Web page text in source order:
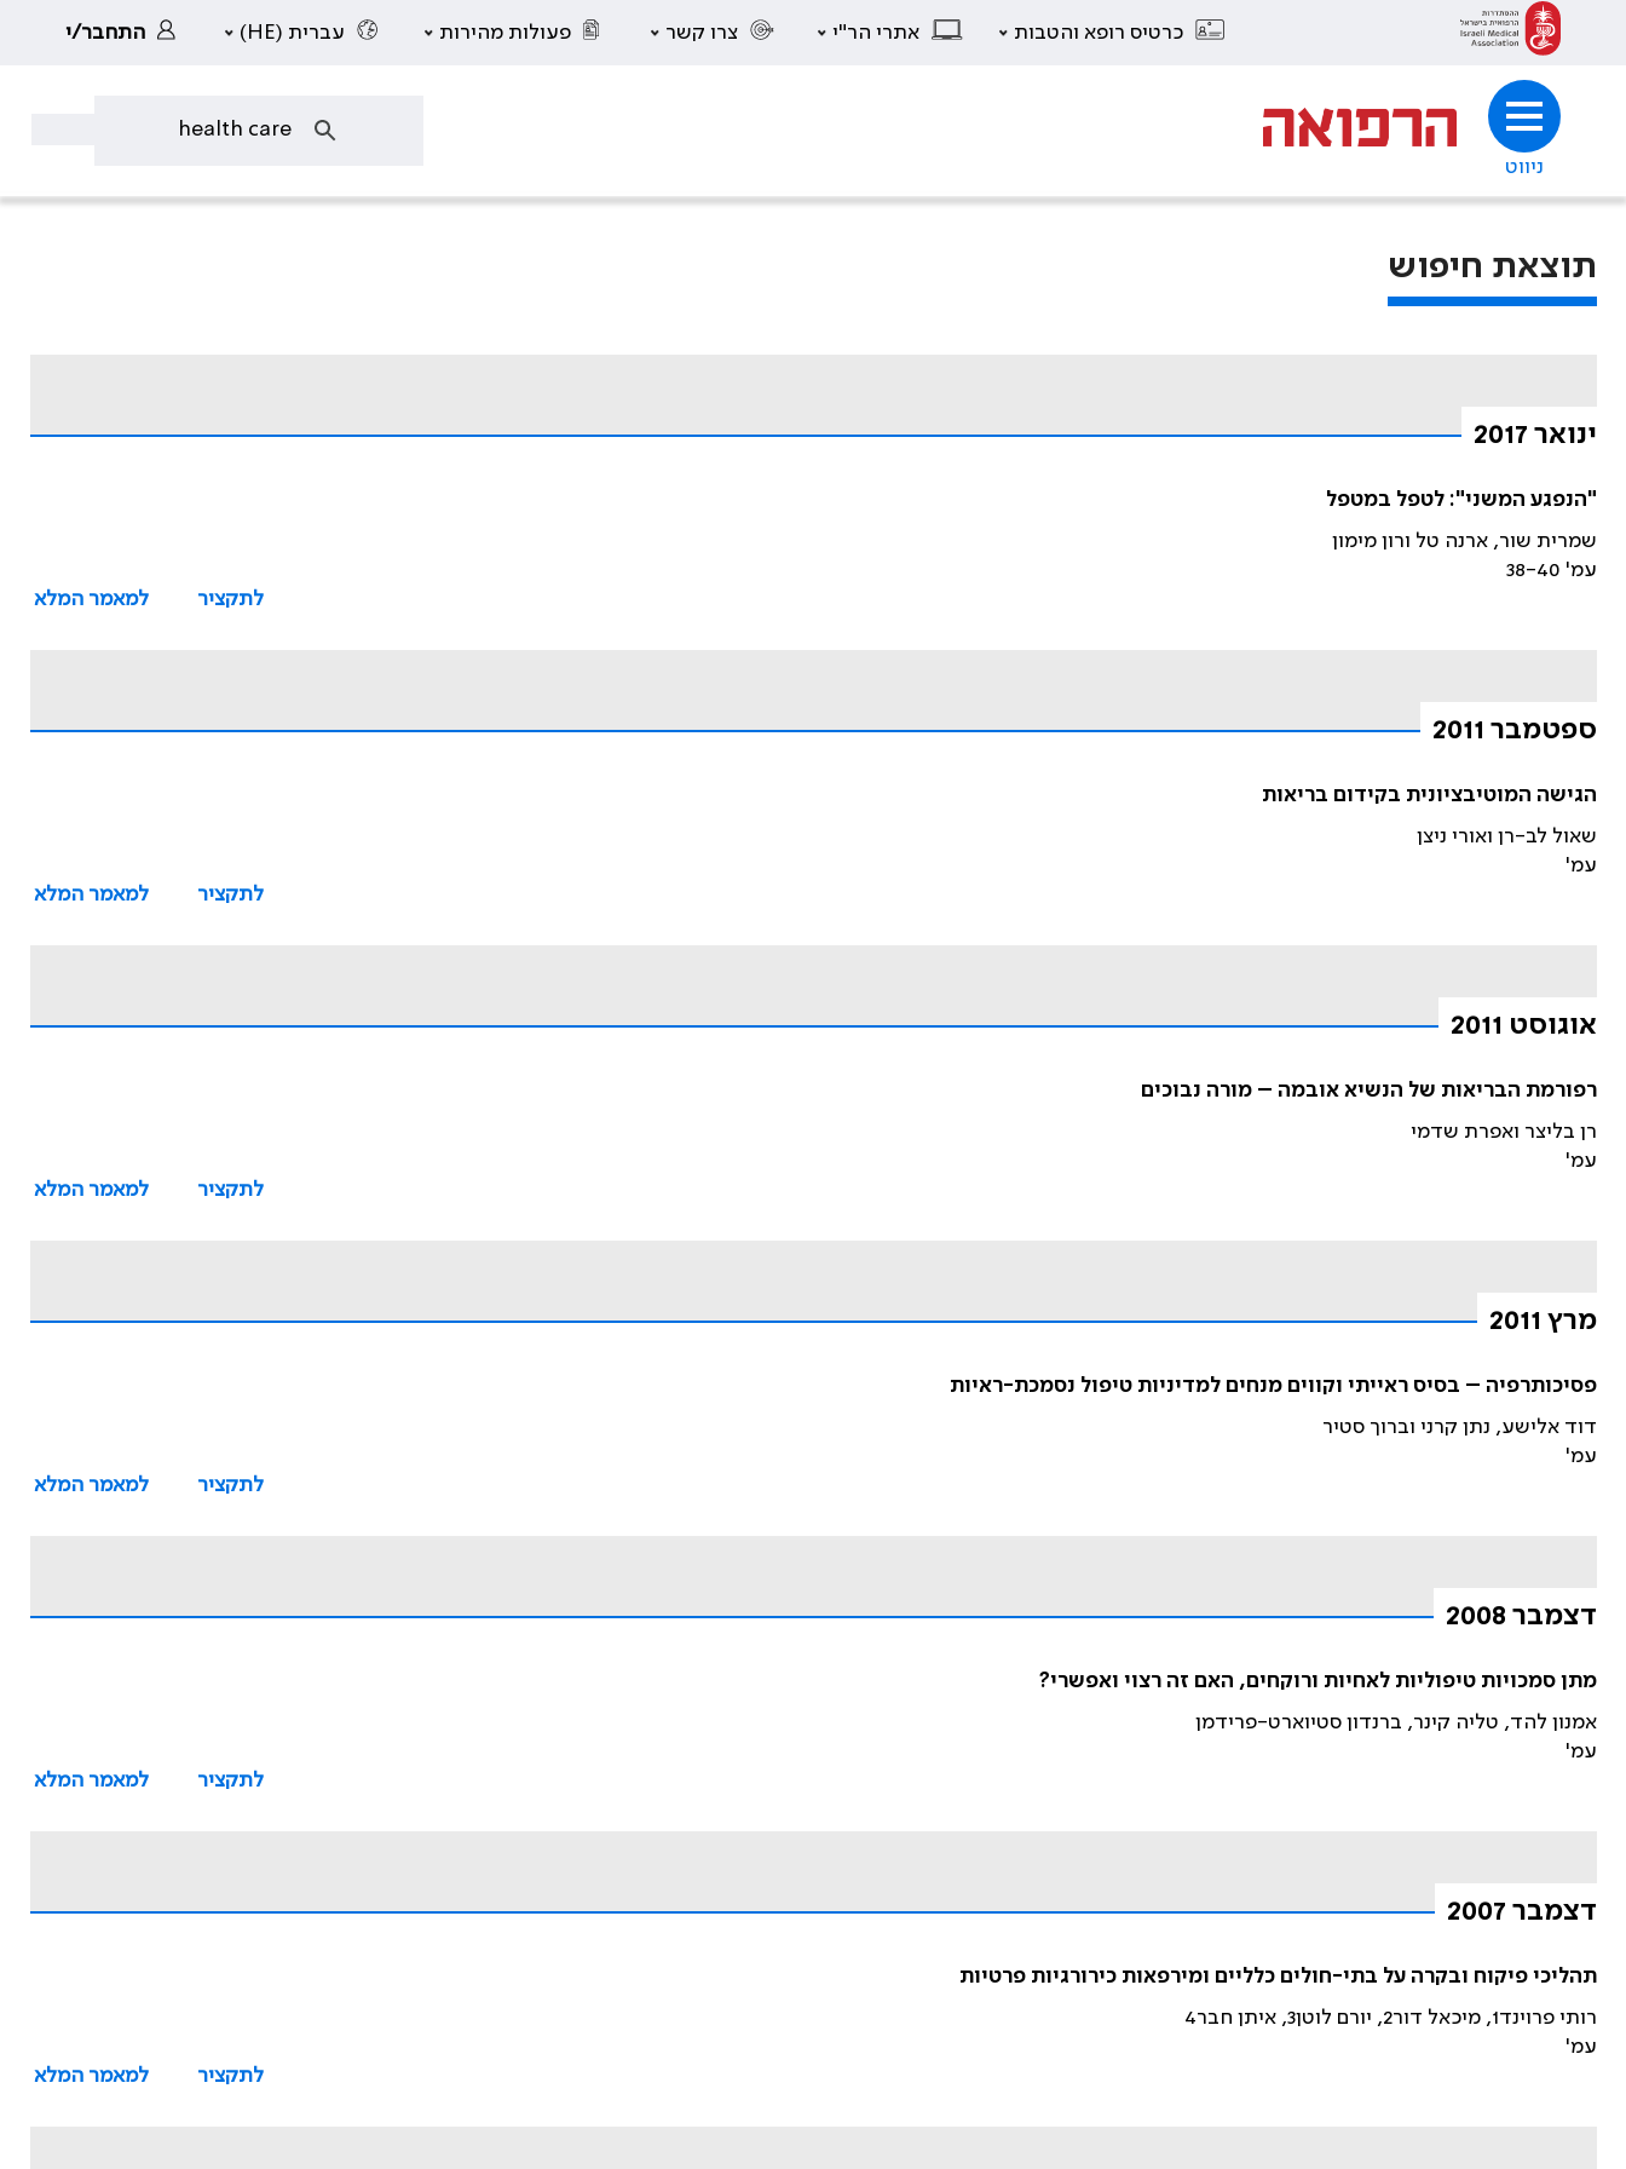
כרטיס רופא והטבות אתרי הר"י צרו קשר פעולות מהירות עברית (HE) התחבר/י
ניווט
תוצאת חיפוש
ינואר 2017
"הנפגע המשני": לטפל במטפל
שמרית שור, ארנה טל ורון מימון
עמ' 38-40
לתקציר
למאמר המלא
ספטמבר 2011
הגישה המוטיבציונית בקידום בריאות
שאול לב-רן ואורי ניצן
עמ'
לתקציר
למאמר המלא
אוגוסט 2011
רפורמת הבריאות של הנשיא אובמה – מורה נבוכים
רן בליצר ואפרת שדמי
עמ'
לתקציר
למאמר המלא
מרץ 2011
פסיכותרפיה – בסיס ראייתי וקווים מנחים למדיניות טיפול נסמכת-ראיות
דוד אלישע, נתן קרני וברוך סטיר
עמ'
לתקציר
למאמר המלא
דצמבר 2008
מתן סמכויות טיפוליות לאחיות ורוקחים, האם זה רצוי ואפשרי?
אמנון להד, טליה קינר, ברנדון סטיוארט-פרידמן
עמ'
לתקציר
למאמר המלא
דצמבר 2007
תהליכי פיקוח ובקרה על בתי-חולים כלליים ומירפאות כירורגיות פרטיות
רותי פרוינד1, מיכאל דור2, יורם לוטן3, איתן חבר4
עמ'
לתקציר
למאמר המלא